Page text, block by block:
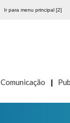
Ir para menu principal [2]
Comunicação